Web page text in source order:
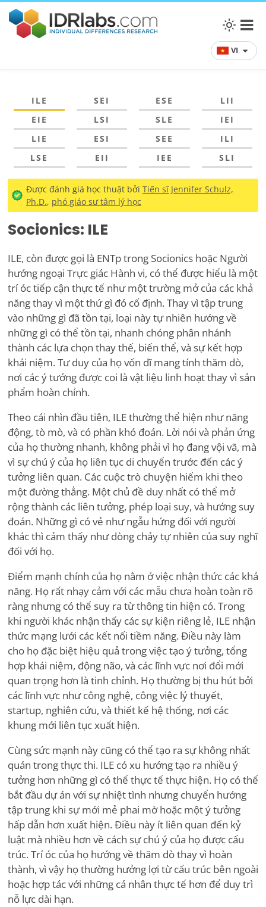
VI
ILE SEI ESE
LII
EIE
LSI SLE
IEI
LIE
ESI SEE
ILI
LSE
EII IEE SLI
Được đánh giá học thuật bởi Tiến sĩ Jennifer Schulz,
Ph.D., phó giáo sư tâm lý học
Socionics: ILE
ILE, còn được gọi là ENTp trong Socionics hoặc Người
hướng ngoại Trực giác Hành vi, có thể được hiểu là một
trí óc tiếp cận thực tế như một trường mở của các khả
năng thay vì một thứ gì đó cố định. Thay vì tập trung
vào những gì đã tồn tại, loại này tự nhiên hướng về
những gì có thể tồn tại, nhanh chóng phân nhánh
thành các lựa chọn thay thế, biến thể, và sự kết hợp
khái niệm. Tư duy của họ vốn dĩ mang tính thăm dò,
nơi các ý tưởng được coi là vật liệu linh hoạt thay vì sản
phẩm hoàn chỉnh.
Theo cái nhìn đầu tiên, ILE thường thể hiện như năng
động, tò mò, và có phần khó đoán. Lời nói và phản ứng
của họ thường nhanh, không phải vì họ đang vội vã, mà
vì sự chú ý của họ liên tục di chuyển trước đến các ý
tưởng liên quan. Các cuộc trò chuyện hiếm khi theo
một đường thẳng. Một chủ đề duy nhất có thể mở
rộng thành các liên tưởng, phép loại suy, và hướng suy
đoán. Những gì có vẻ như ngẫu hứng đối với người
khác thì cảm thấy như dòng chảy tự nhiên của suy nghĩ
đối với họ.
Điểm mạnh chính của họ nằm ở việc nhận thức các khả
năng. Họ rất nhạy cảm với các mẫu chưa hoàn toàn rõ
ràng nhưng có thể suy ra từ thông tin hiện có. Trong
khi người khác nhận thấy các sự kiện riêng lẻ, ILE nhận
thức mạng lưới các kết nối tiềm năng. Điều này làm
cho họ đặc biệt hiệu quả trong việc tạo ý tưởng, tổng
hợp khái niệm, động não, và các lĩnh vực nơi đổi mới
quan trọng hơn là tinh chỉnh. Họ thường bị thu hút bởi
các lĩnh vực như công nghệ, công việc lý thuyết,
startup, nghiên cứu, và thiết kế hệ thống, nơi các
khung mới liên tục xuất hiện.
Cùng sức mạnh này cũng có thể tạo ra sự không nhất
quán trong thực thi. ILE có xu hướng tạo ra nhiều ý
tưởng hơn những gì có thể thực tế thực hiện. Họ có thể
bắt đầu dự án với sự nhiệt tình nhưng chuyển hướng
tập trung khi sự mới mẻ phai mờ hoặc một ý tưởng
hấp dẫn hơn xuất hiện. Điều này ít liên quan đến kỷ
luật mà nhiều hơn về cách sự chú ý của họ được cấu
trúc. Trí óc của họ hướng về thăm dò thay vì hoàn
thành, vì vậy họ thường hưởng lợi từ cấu trúc bên ngoài
hoặc hợp tác với những cá nhân thực tế hơn để duy trì
nỗ lực dài hạn.